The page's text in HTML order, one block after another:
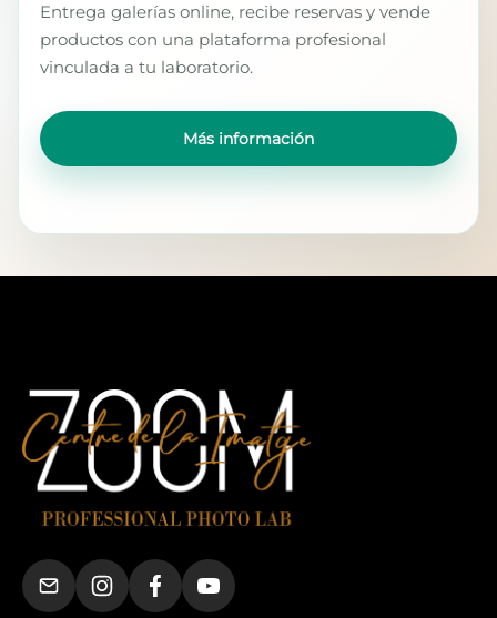
Entrega galerías online, recibe reservas y vende
productos con una plataforma profesional
vinculada a tu laboratorio.
Más información